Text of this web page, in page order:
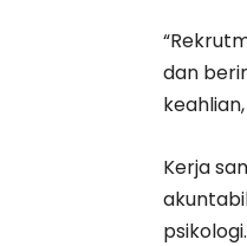
dan
Kerja
psikologi.